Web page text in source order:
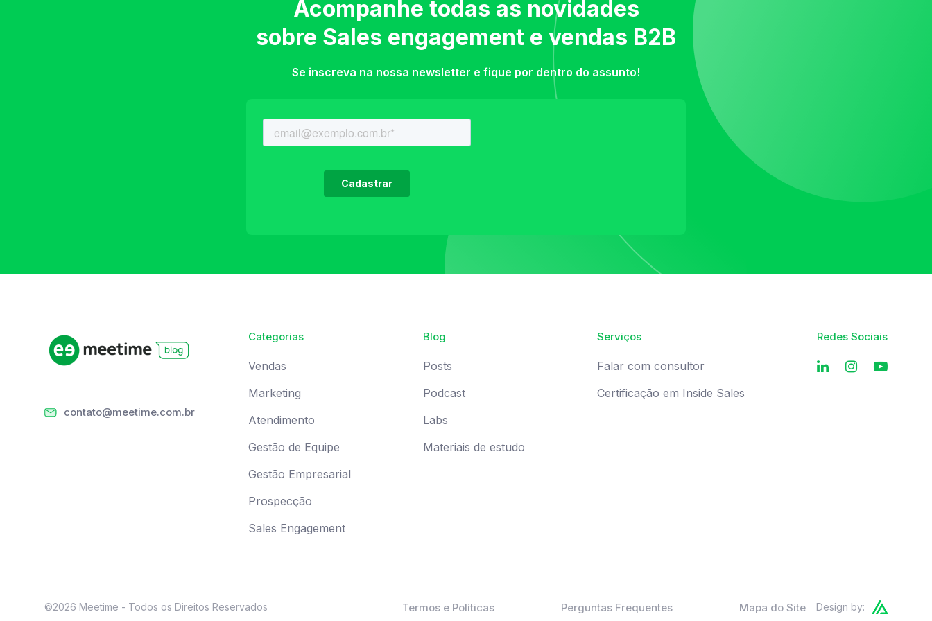
Acompanhe todas as novidades
sobre Sales engagement e vendas B2B
Se inscreva na nossa newsletter e fique por dentro do assunto!
contato@meetime.com.br
Categorias
Vendas
Marketing
Atendimento
Gestão de Equipe
Gestão Empresarial
Prospecção
Sales Engagement
Blog
Posts
Podcast
Labs
Materiais de estudo
Serviços
Falar com consultor
Certificação em Inside Sales
Redes Sociais
©2026 Meetime - Todos os Direitos Reservados Termos e Políticas Perguntas Frequentes Mapa do Site Design by: